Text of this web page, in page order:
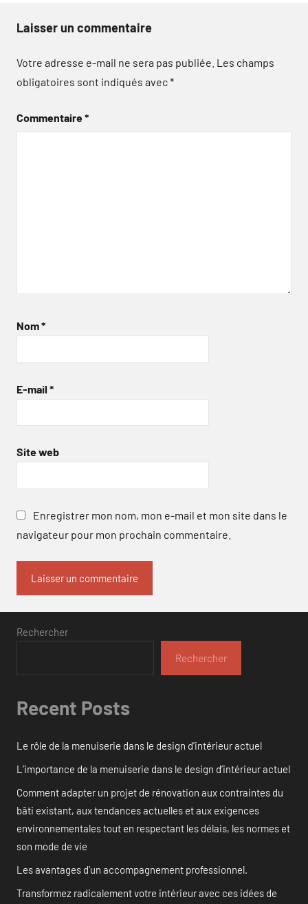
Laisser un commentaire
Votre adresse e-mail ne sera pas publiée. Les champs
obligatoires sont indiqués avec*
Commentaire*
Nom*
E-mail *
Site web
Enregistrer mon nom, mon e-mail et mon site dans le
navigateur pour mon prochain commentaire.
Rechercher
Rechercher
Recent Posts
Le rôle de la menuiserie dans le design d’intérieur actuel
L’importance de la menuiserie dans le design d’intérieur actuel
Comment adapter un projet de rénovation aux contraintes du
bâti existant, aux tendances actuelles et aux exigences
environnementales tout en respectant les délais, les normes et
son mode de vie
Les avantages d’un accompagnement professionnel.
Transformez radicalement votre intérieur avec ces idées de